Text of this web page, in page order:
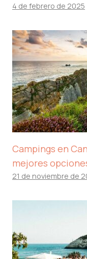
4 de febrero de 2025
Campings en
mejores
21 de noviembre de